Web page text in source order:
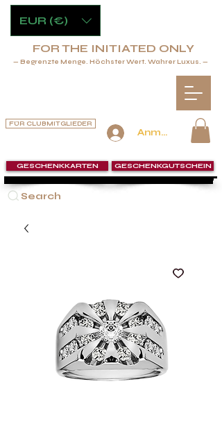
Anmelden
FÜR CLUBMITGLIEDER
Search
GESCHENKKARTEN GESCHENKGUTSCHEIN
FOR THE INITIATED ONLY
— Begrenzte Menge. Höchster Wert. Wahrer Luxus. —
EUR (€)